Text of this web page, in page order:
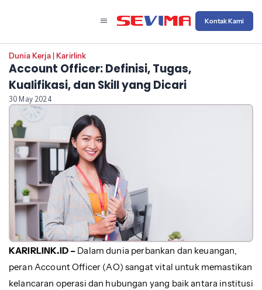
Kontak Kami
Dunia Kerja| Karirlink
Account Officer: Definisi, Tugas,
Kualifikasi, dan Skill yang Dicari
30 May 2024
KARIRLINK.ID – Dalam dunia perbankan dan keuangan,
peran Account Officer (AO) sangat vital untuk memastikan
kelancaran operasi dan hubungan yang baik antara institusi